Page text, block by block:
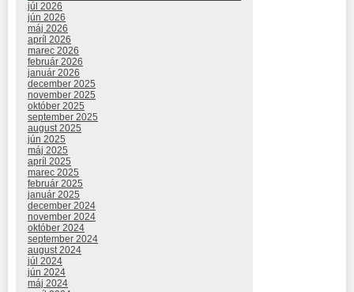
júl 2026
jún 2026
máj 2026
apríl 2026
marec 2026
február 2026
január 2026
december 2025
november 2025
október 2025
september 2025
august 2025
jún 2025
máj 2025
apríl 2025
marec 2025
február 2025
január 2025
december 2024
november 2024
október 2024
september 2024
august 2024
júl 2024
jún 2024
máj 2024